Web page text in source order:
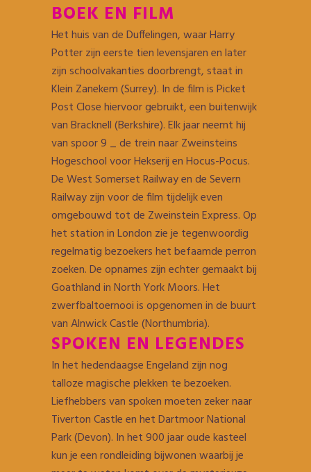
BOEK EN FILM
Het huis van de Duffelingen, waar Harry
Potter zijn eerste tien levensjaren en later
zijn schoolvakanties doorbrengt, staat in
Klein Zanekem (Surrey). In de film is Picket
Post Close hiervoor gebruikt, een buitenwijk
van Bracknell (Berkshire). Elk jaar neemt hij
van spoor 9 _ de trein naar Zweinsteins
Hogeschool voor Hekserij en Hocus-Pocus.
De West Somerset Railway en de Severn
Railway zijn voor de film tijdelijk even
omgebouwd tot de Zweinstein Express. Op
het station in London zie je tegenwoordig
regelmatig bezoekers het befaamde perron
zoeken. De opnames zijn echter gemaakt bij
Goathland in North York Moors. Het
zwerfbaltoernooi is opgenomen in de buurt
van Alnwick Castle (Northumbria).
SPOKEN EN LEGENDES
In het hedendaagse Engeland zijn nog
talloze magische plekken te bezoeken.
Liefhebbers van spoken moeten zeker naar
Tiverton Castle en het Dartmoor National
Park (Devon). In het 900 jaar oude kasteel
kun je een rondleiding bijwonen waarbij je